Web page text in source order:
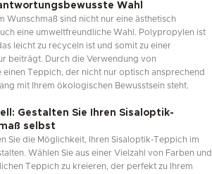
Wahl
Wunschmaß sind nicht nur eine ästhetisch
eine umweltfreundliche Wahl. Polypropylen ist
leicht zu recyceln ist und somit zu einer
beiträgt. Durch die Verwendung von
einen Teppich, der nicht nur optisch ansprechend
mit Ihrem ökologischen Bewusstsein steht.
Gestalten Sie Ihren Sisaloptik-
selbst
Sie die Möglichkeit, Ihren Sisaloptik-Teppich im
Wählen Sie aus einer Vielzahl von Farben und
Teppich zu kreieren, der perfekt zu Ihrem